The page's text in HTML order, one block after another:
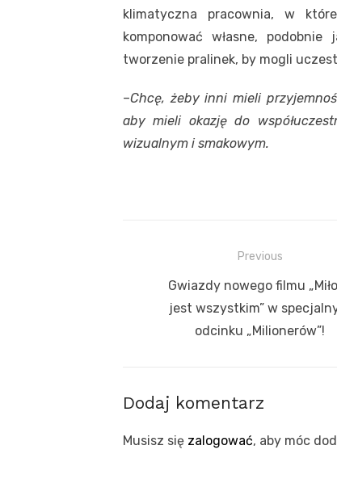
klimatyczna pracownia, w
komponować własne,
tworzenie pralinek, by mogli
–Chcę, żeby inni mieli
aby mieli okazję do
wizualnym i smakowym.
wpisu
Previous
Previous
post:
Gwiazdy nowego filmu
jest wszystkim” w
odcinku „Milionerów”!
Dodaj komentarz
Musisz się zalogować, aby móc